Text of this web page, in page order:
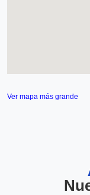
Ver mapa más grande